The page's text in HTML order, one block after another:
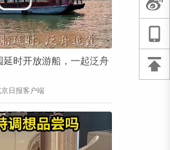
延时开放游船，一起泛舟
日报客户端